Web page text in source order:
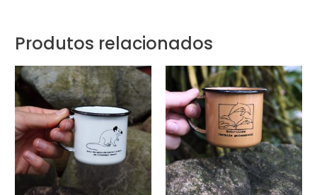
Produtos relacionados